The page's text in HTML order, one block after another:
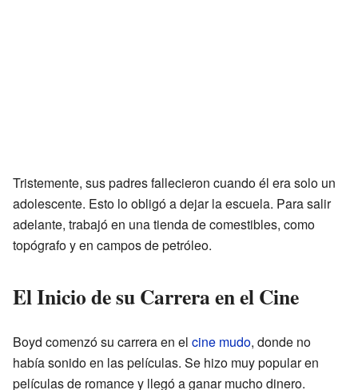
Tristemente, sus padres fallecieron cuando él era solo un
adolescente. Esto lo obligó a dejar la escuela. Para salir
adelante, trabajó en una tienda de comestibles, como
topógrafo y en campos de petróleo.
El Inicio de su Carrera en el Cine
Boyd comenzó su carrera en el cine mudo, donde no
había sonido en las películas. Se hizo muy popular en
películas de romance y llegó a ganar mucho dinero.